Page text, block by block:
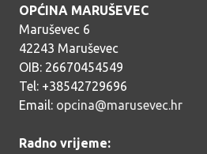
OPĆINA MARUŠEVEC
Maruševec 6
42243 Maruševec
OIB: 26670454549
Tel: +38542729696
Email: opcina@marusevec.hr
Radno vrijeme: